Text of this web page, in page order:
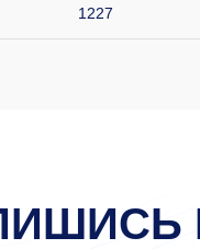
1227